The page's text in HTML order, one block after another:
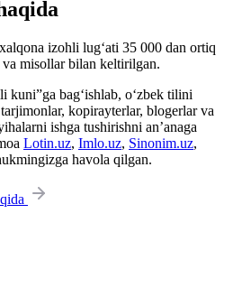
izohli lug‘ati 35 000 dan ortiq
va misollar bilan keltirilgan.
kuni”ga bag‘ishlab, o‘zbek tilini
kopirayterlar, blogerlar va
ishga tushirishni an’anaga
Lotin.uz, Imlo.uz, Sinonim.uz,
havola qilgan.